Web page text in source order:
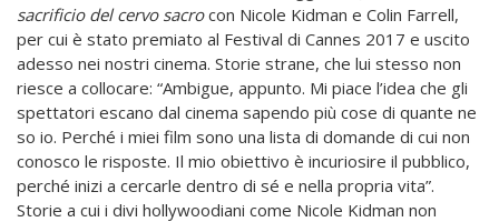
sacrificio del cervo sacrocon Nicole Kidman e Colin Farrell,
per cui è stato premiato al Festival di Cannes 2017 e uscito
adesso nei nostri cinema. Storie strane, che lui stesso non
riesce a collocare: “Ambigue, appunto. Mi piace l’idea che gli
spettatori escano dal cinema sapendo più cose di quante ne
so io. Perché i miei film sono una lista di domande di cui non
conosco le risposte. Il mio obiettivo è incuriosire il pubblico,
perché inizi a cercarle dentro di sé e nella propria vita”.
Storie a cui i divi hollywoodiani come Nicole Kidman non